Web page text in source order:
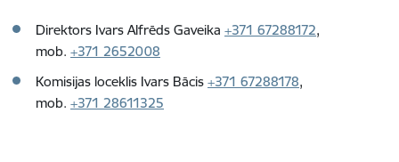
Direktors Ivars Alfrēds Gaveika +371 67288172,
mob. +371 2652008
Komisijas loceklis Ivars Bācis +371 67288178,
mob. +371 28611325